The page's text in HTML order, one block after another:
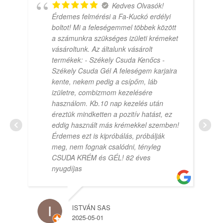
Kedves Olvasók!
Érdemes felmérési a Fa-Kuckó erdélyi
boltot! Mi a feleségemmel többek között
a számunkra szükséges izületi krémeket
vásároltunk. Az általunk vásárolt
termékek: - Székely Csuda Kenőcs -
Székely Csuda Gél A feleségem karjaira
kente, nekem pedig a csípőm, láb
izületre, combizmom kezelésére
használom. Kb.10 nap kezelés után
éreztük mindketten a pozitív hatást, ez
eddig használt más krémekkel szemben!
Érdemes ezt is kipróbálás, próbálják
meg, nem fognak csalódni, tényleg
CSUDA KRÉM és GÉL! 82 éves
nyugdíjas
ISTVÁN SAS
2025-05-01